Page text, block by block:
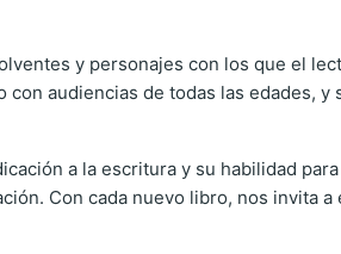
y personajes con los que el
audiencias de todas las edades,
a la escritura y su habilidad
Con cada nuevo libro, nos invita